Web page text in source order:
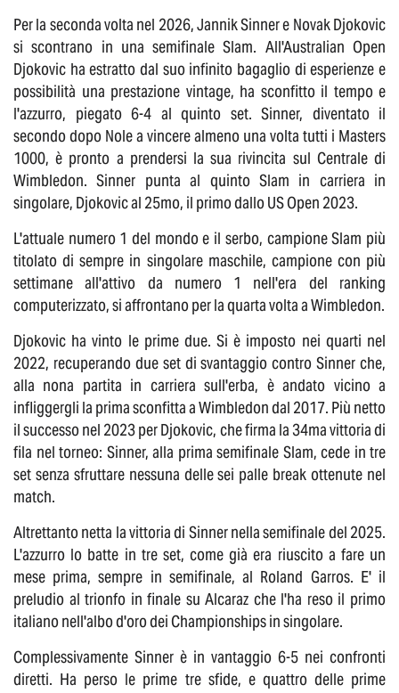
Per la seconda volta nel 2026, Jannik Sinner e Novak Djokovic
si scontrano in una semifinale Slam. All'Australian Open
Djokovic ha estratto dal suo infinito bagaglio di esperienze e
possibilità una prestazione vintage, ha sconfitto il tempo e
l'azzurro, piegato 6-4 al quinto set. Sinner, diventato il
secondo dopo Nole a vincere almeno una volta tutti i Masters
1000, è pronto a prendersi la sua rivincita sul Centrale di
Wimbledon. Sinner punta al quinto Slam in carriera in
singolare, Djokovic al 25mo, il primo dallo US Open 2023.
L'attuale numero 1 del mondo e il serbo, campione Slam più
titolato di sempre in singolare maschile, campione con più
settimane all'attivo da numero 1 nell'era del ranking
computerizzato, si affrontano per la quarta volta a Wimbledon.
Djokovic ha vinto le prime due. Si è imposto nei quarti nel
2022, recuperando due set di svantaggio contro Sinner che,
alla nona partita in carriera sull'erba, è andato vicino a
infliggergli la prima sconfitta a Wimbledon dal 2017. Più netto
il successo nel 2023 per Djokovic, che firma la 34ma vittoria di
fila nel torneo: Sinner, alla prima semifinale Slam, cede in tre
set senza sfruttare nessuna delle sei palle break ottenute nel
match.
Altrettanto netta la vittoria di Sinner nella semifinale del 2025.
L'azzurro lo batte in tre set, come già era riuscito a fare un
mese prima, sempre in semifinale, al Roland Garros. E' il
preludio al trionfo in finale su Alcaraz che l'ha reso il primo
italiano nell'albo d'oro dei Championships in singolare.
Complessivamente Sinner è in vantaggio 6-5 nei confronti
diretti. Ha perso le prime tre sfide, e quattro delle prime